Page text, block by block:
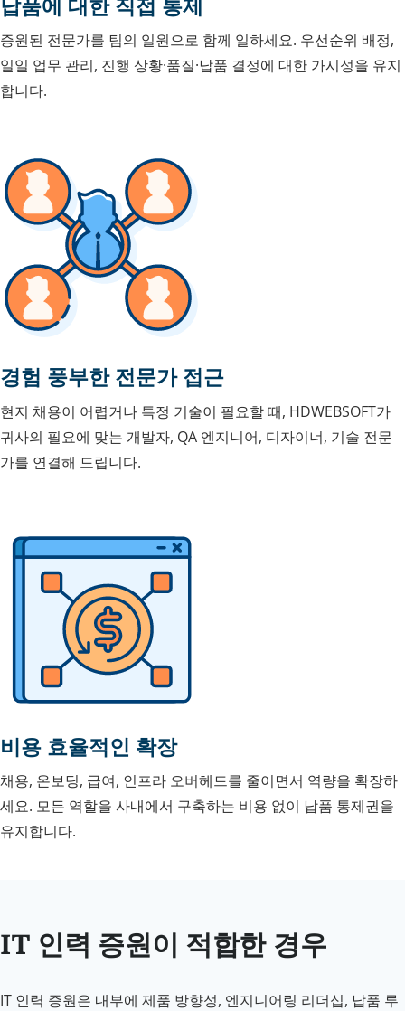
증원된 전문가를 팀의 일원으로 함께 일하세요. 우선순위 배정,
일일 업무 관리, 진행 상황·품질·납품 결정에 대한 가시성을 유지
합니다.
경험 풍부한 전문가 접근
현지 채용이 어렵거나 특정 기술이 필요할 때, HDWEBSOFT가
귀사의 필요에 맞는 개발자, QA 엔지니어, 디자이너, 기술 전문
가를 연결해 드립니다.
비용 효율적인 확장
채용, 온보딩, 급여, 인프라 오버헤드를 줄이면서 역량을 확장하
세요. 모든 역할을 사내에서 구축하는 비용 없이 납품 통제권을
유지합니다.
IT 인력 증원이 적합한 경우
IT 인력 증원은 내부에 제품 방향성, 엔지니어링 리더십, 납품 루